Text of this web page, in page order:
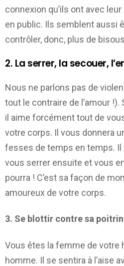
connexion qu’ils ont avec
en public. Ils semblent aussi
contrôler, donc, plus de
2. La serrer, la secouer,
Nous ne parlons pas de
tout le contraire de l’amour !).
il aime forcément tout de
votre corps. Il vous donnera
fesses de temps en temps. Il
vous serrer ensuite et vous
pourra ! C’est sa façon de
amoureux de votre corps.
3. Se blottir contre sa
Vous êtes la femme de votre
homme. Il se sentira à l’aise